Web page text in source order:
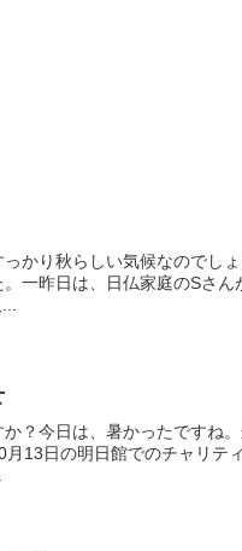
かり秋らしい気候なのでし
。一昨日は、日仏家庭のSさ
？今日は、暑かったですね
月13日の明日館でのチャリテ